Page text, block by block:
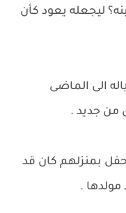
ليجعله يعود كأن
الى الماضى
من جديد .
بمنزلهم كان قد
مولدها .